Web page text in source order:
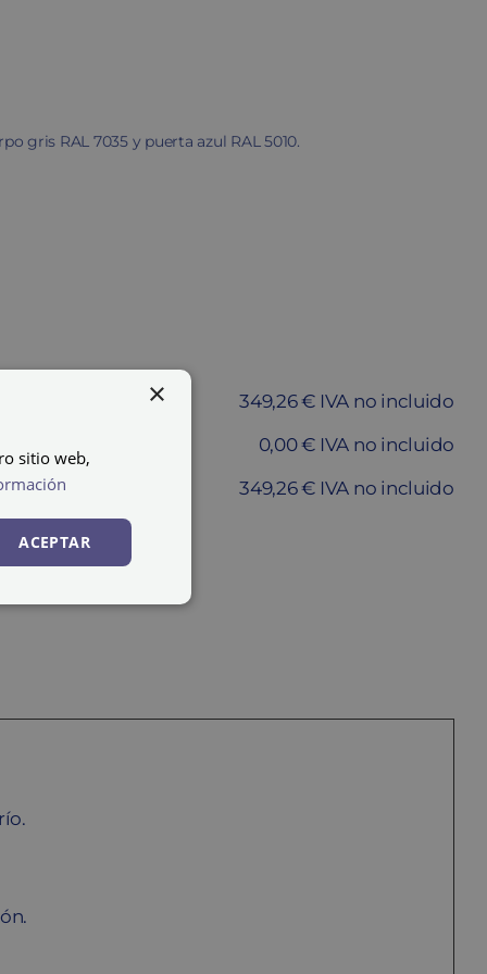
gris RAL 7035 y puerta azul RAL 5010.
349,26 € IVA no incluido
0,00 € IVA no incluido
349,26 € IVA no incluido
×
sitio web,
ACEPTAR